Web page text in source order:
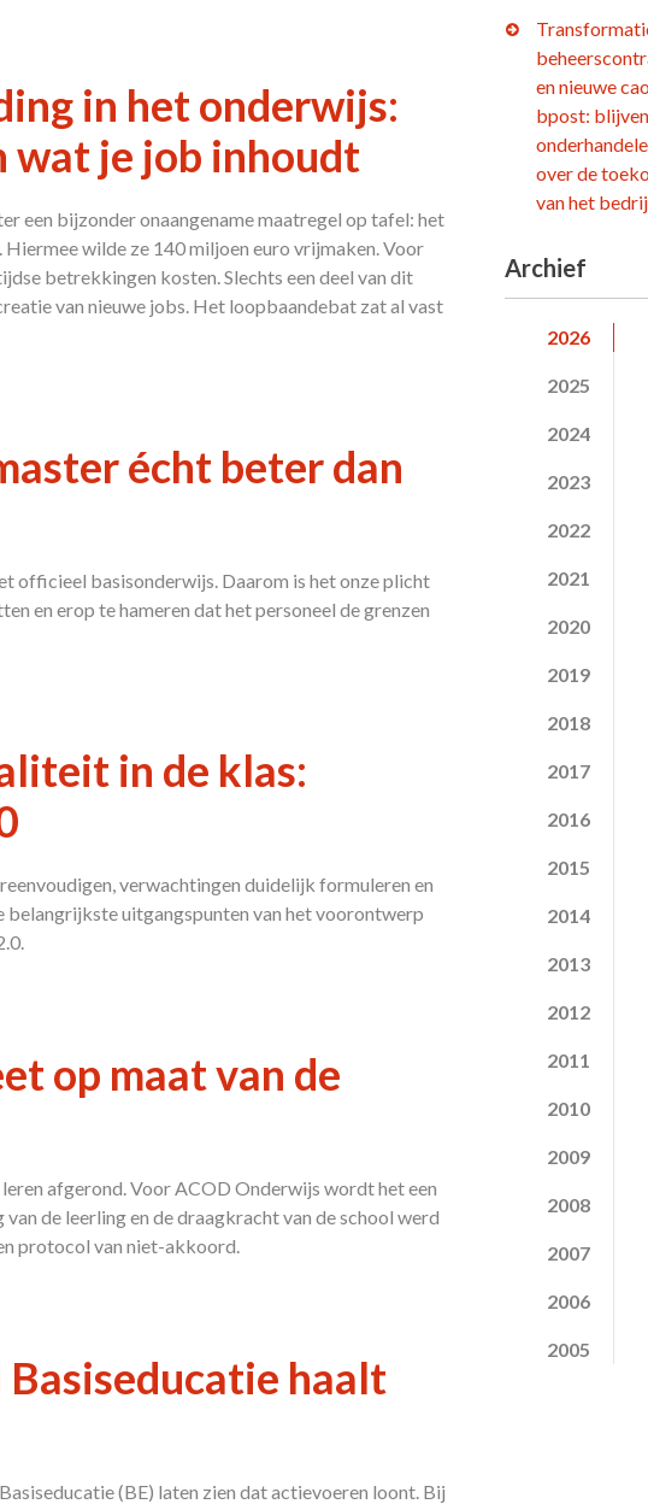
in het onderwijs:
wat je job inhoudt
een bijzonder onaangename maatregel op tafel: het
wilde ze 140 miljoen euro vrijmaken. Voor
betrekkingen kosten. Slechts een deel van dit
van nieuwe jobs. Het loopbaandebat zat al vast
écht beter dan
officieel basisonderwijs. Daarom is het onze plicht
en erop te hameren dat het personeel de grenzen
in de klas:
verwachtingen duidelijk formuleren en
uitgangspunten van het voorontwerp
op maat van de
afgerond. Voor ACOD Onderwijs wordt het een
de leerling en de draagkracht van de school werd
protocol van niet-akkoord.
haalt
(BE) laten zien dat actievoeren loont. Bij
en nieuwe
bpost: blijven
over de
van het
Archief
2026
2025
2024
2023
2022
2021
2020
2019
2018
2017
2016
2015
2014
2013
2012
2011
2010
2009
2008
2007
2006
2005